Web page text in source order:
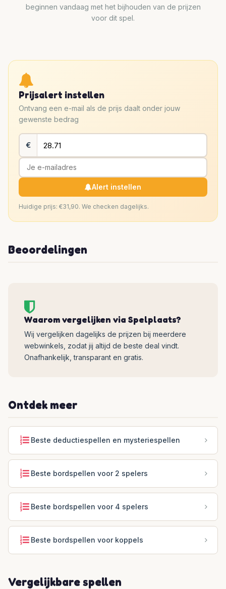
beginnen vandaag met het bijhouden van de prijzen
voor dit spel.
Prijsalert instellen
Ontvang een e-mail als de prijs daalt onder jouw
gewenste bedrag
€
Alert instellen
Huidige prijs: €31,90. We checken dagelijks.
Beoordelingen
Waarom vergelijken via Spelplaats?
Wij vergelijken dagelijks de prijzen bij meerdere
webwinkels, zodat jij altijd de beste deal vindt.
Onafhankelijk, transparant en gratis.
Ontdek meer
Beste deductiespellen en mysteriespellen
Beste bordspellen voor 2 spelers
Beste bordspellen voor 4 spelers
Beste bordspellen voor koppels
Vergelijkbare spellen